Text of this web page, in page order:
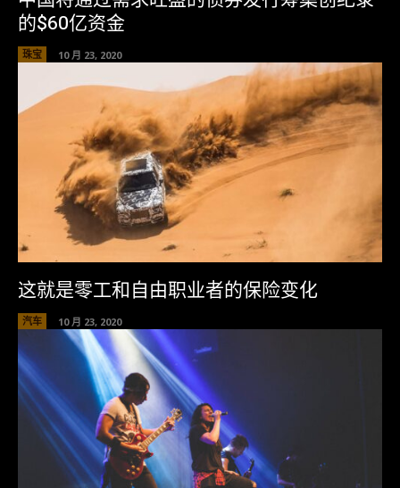
的$60亿资金
珠宝 10 月 23, 2020
这就是零工和自由职业者的保险变化
汽车 10 月 23, 2020